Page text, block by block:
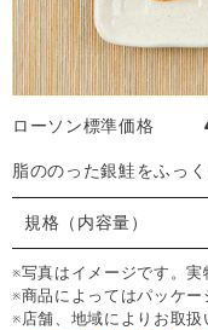
ローソン標準価格
脂ののった銀鮭をふっ
規格（内容量）
※写真はイメージです。実
※商品によってはパッケー
※店舗、地域によりお取扱